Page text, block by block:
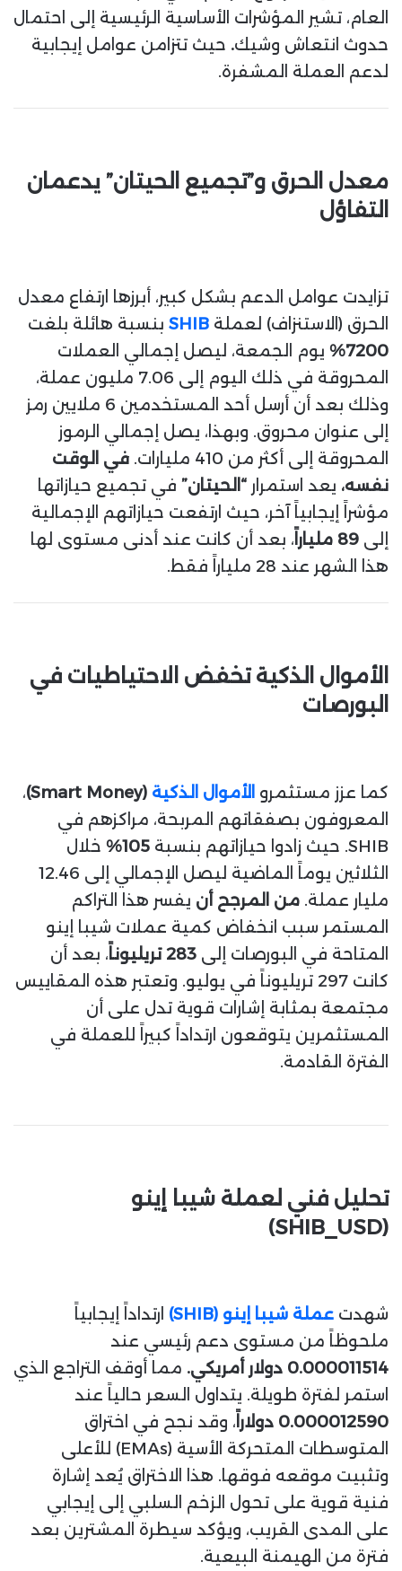
العام، تشير المؤشرات الأساسية الرئيسية إلى احتمال
حدوث انتعاش وشيك. حيث تتزامن عوامل إيجابية
لدعم العملة المشفرة.
معدل الحرق و”تجميع الحيتان” يدعمان
التفاؤل
تزايدت عوامل الدعم بشكل كبير، أبرزها ارتفاع معدل
الحرق (الاستنزاف) لعملة SHIB بنسبة هائلة بلغت
7200%
يوم الجمعة، ليصل إجمالي العملات
المحروقة في ذلك اليوم إلى 7.06 مليون عملة،
وذلك بعد أن أرسل أحد المستخدمين 6 ملايين رمز
إلى عنوان محروق. وبهذا، يصل إجمالي الرموز
المحروقة إلى أكثر من 410 مليارات.
في الوقت
نفسه، يعد استمرار “الحيتان” في تجميع حيازاتها
مؤشراً إيجابياً آخر، حيث ارتفعت حيازاتهم الإجمالية
إلى 89 ملياراً
، بعد أن كانت عند أدنى مستوى لها
هذا الشهر عند 28 ملياراً فقط.
الأموال الذكية تخفض الاحتياطيات في
البورصات
كما عزز مستثمرو الأموال الذكية (Smart Money)
،
المعروفون بصفقاتهم المربحة، مراكزهم في
SHIB. حيث زادوا حيازاتهم بنسبة
105%
خلال
الثلاثين يوماً الماضية ليصل الإجمالي إلى 12.46
مليار عملة. من المرجح أن يفسر هذا التراكم
المستمر سبب انخفاض كمية عملات شيبا إينو
المتاحة في البورصات إلى 283 تريليوناً
، بعد أن
كانت 297 تريليوناً في يوليو. وتعتبر هذه المقاييس
مجتمعة بمثابة إشارات قوية تدل على أن
المستثمرين يتوقعون ارتداداً كبيراً للعملة في
الفترة القادمة.
تحليل فني لعملة شيبا إينو
(SHIB_USD)
شهدت عملة شيبا إينو (SHIB)
ارتداداً إيجابياً
ملحوظاً من مستوى دعم رئيسي عند
0.000011514 دولار أمريكي.
مما أوقف التراجع الذي
استمر لفترة طويلة. يتداول السعر حالياً عند
0.000012590 دولاراً
، وقد نجح في اختراق
المتوسطات المتحركة الأسية (EMAs) للأعلى
وتثبيت موقعه فوقها. هذا الاختراق يُعد إشارة
فنية قوية على تحول الزخم السلبي إلى إيجابي
على المدى القريب، ويؤكد سيطرة المشترين بعد
فترة من الهيمنة البيعية.